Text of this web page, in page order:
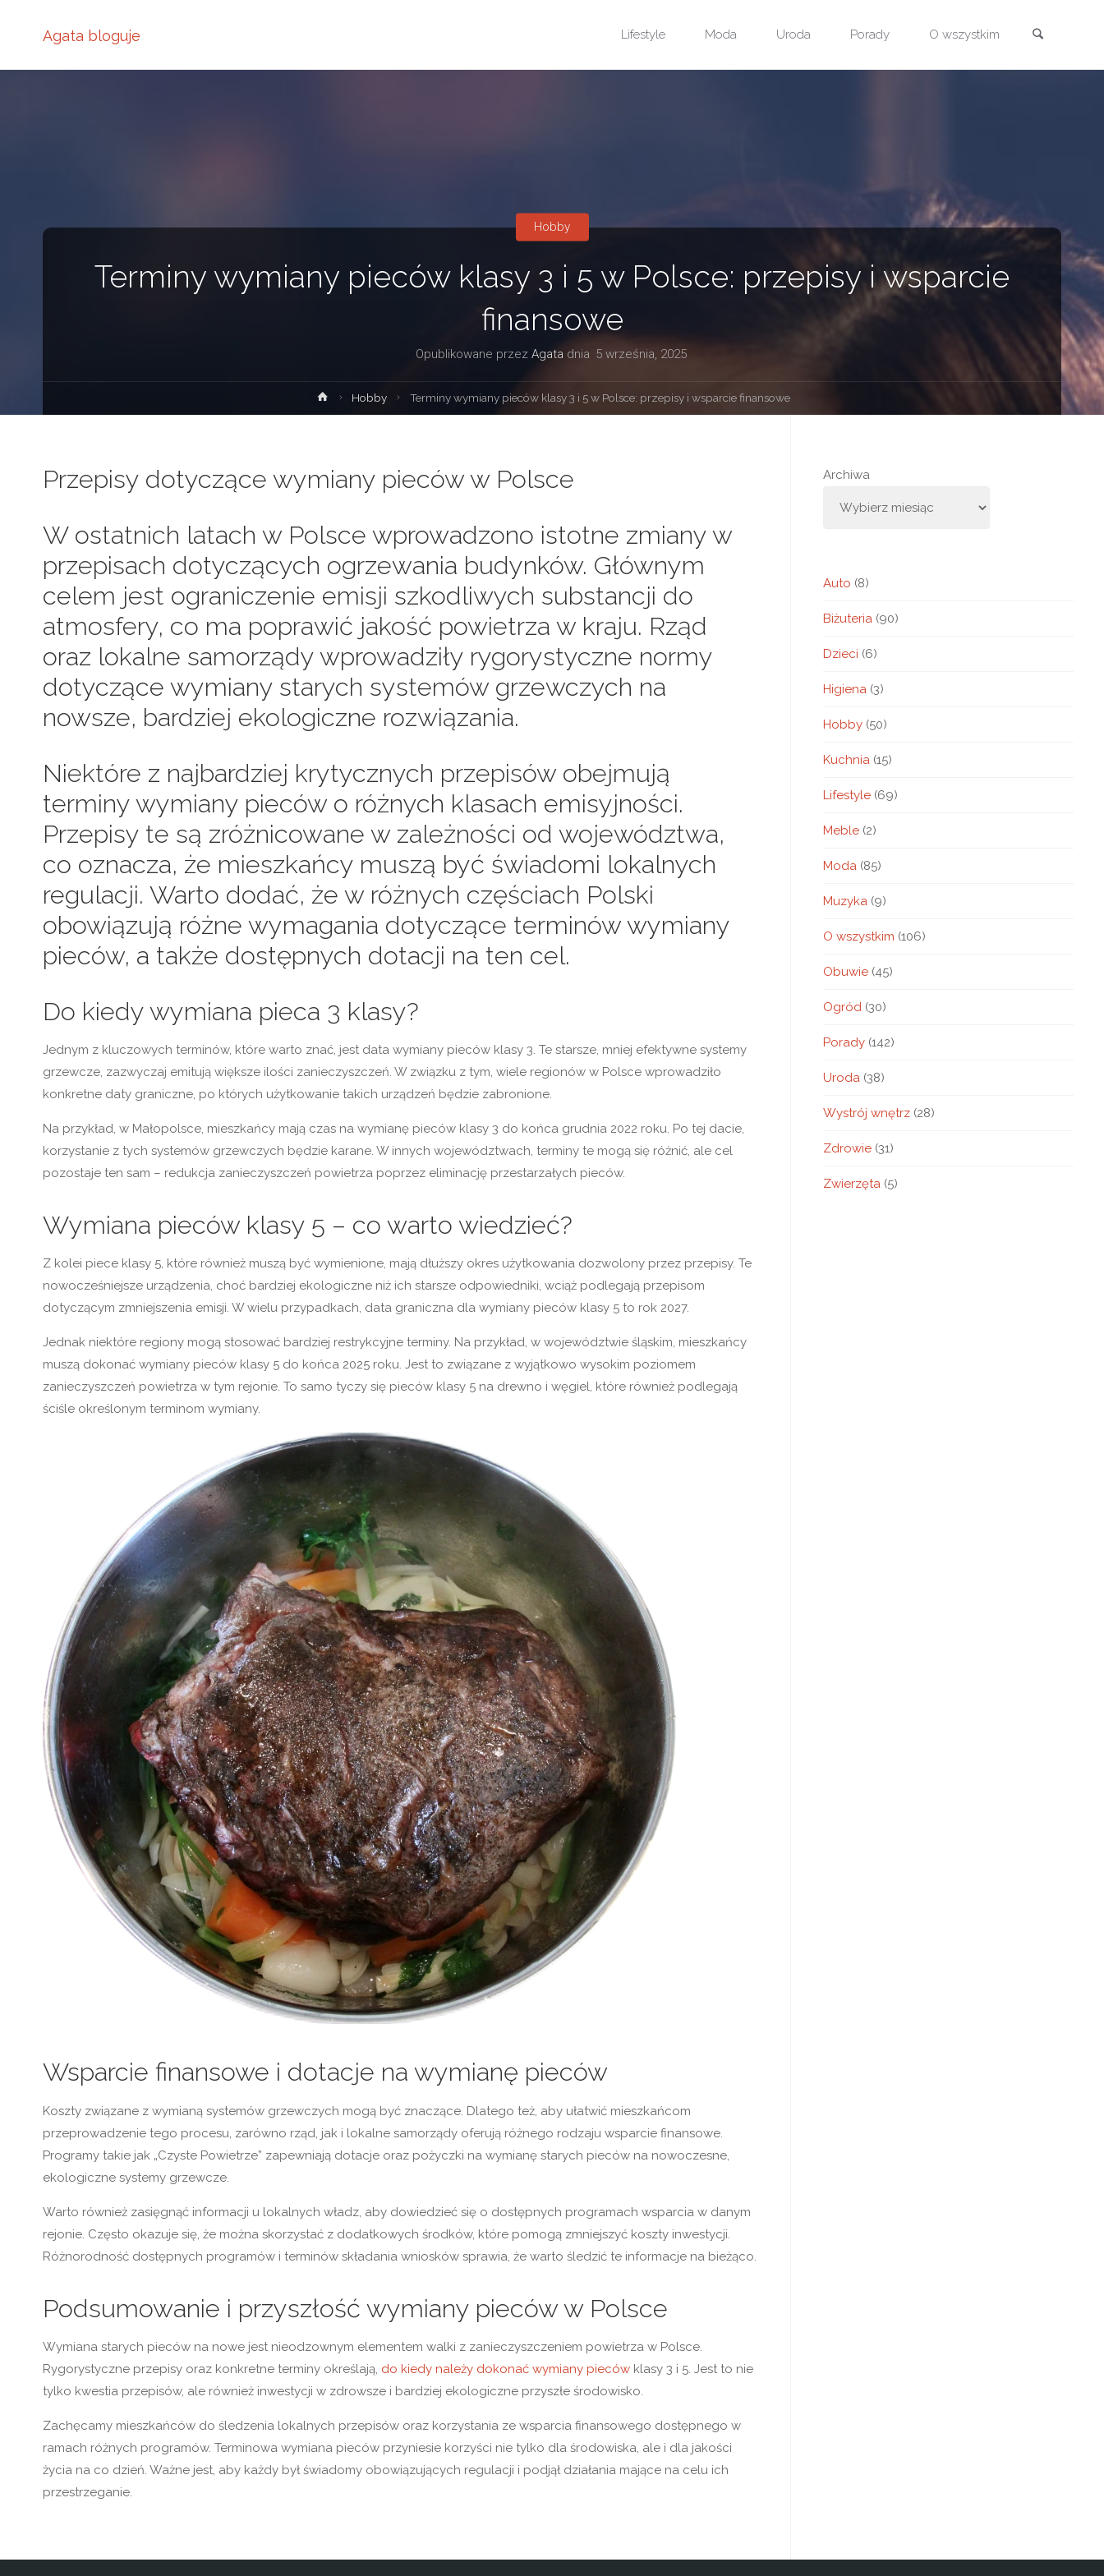
Agata bloguje Lifestyle Moda Uroda Porady O wszystkim
Terminy wymiany pieców klasy 3 i 5 w Polsce: przepisy i wsparcie
finansowe
Opublikowane przez Agata dnia 5 września, 2025
Hobby
Strona
główna
Hobby Terminy wymiany pieców klasy 3 i 5 w Polsce: przepisy i wsparcie finansowe
Przepisy dotyczące wymiany pieców w Polsce
W ostatnich latach w Polsce wprowadzono istotne zmiany w
przepisach dotyczących ogrzewania budynków. Głównym
celem jest ograniczenie emisji szkodliwych substancji do
atmosfery, co ma poprawić jakość powietrza w kraju. Rząd
oraz lokalne samorządy wprowadziły rygorystyczne normy
dotyczące wymiany starych systemów grzewczych na
nowsze, bardziej ekologiczne rozwiązania.
Niektóre z najbardziej krytycznych przepisów obejmują
terminy wymiany pieców o różnych klasach emisyjności.
Przepisy te są zróżnicowane w zależności od województwa,
co oznacza, że mieszkańcy muszą być świadomi lokalnych
regulacji. Warto dodać, że w różnych częściach Polski
obowiązują różne wymagania dotyczące terminów wymiany
pieców, a także dostępnych dotacji na ten cel.
Do kiedy wymiana pieca 3 klasy?
Jednym z kluczowych terminów, które warto znać, jest data wymiany pieców klasy 3. Te starsze, mniej efektywne systemy
grzewcze, zazwyczaj emitują większe ilości zanieczyszczeń. W związku z tym, wiele regionów w Polsce wprowadziło
konkretne daty graniczne, po których użytkowanie takich urządzeń będzie zabronione.
Na przykład, w Małopolsce, mieszkańcy mają czas na wymianę pieców klasy 3 do końca grudnia 2022 roku. Po tej dacie,
korzystanie z tych systemów grzewczych będzie karane. W innych województwach, terminy te mogą się różnić, ale cel
pozostaje ten sam – redukcja zanieczyszczeń powietrza poprzez eliminację przestarzałych pieców.
Wymiana pieców klasy 5 – co warto wiedzieć?
Z kolei piece klasy 5, które również muszą być wymienione, mają dłuższy okres użytkowania dozwolony przez przepisy. Te
nowocześniejsze urządzenia, choć bardziej ekologiczne niż ich starsze odpowiedniki, wciąż podlegają przepisom
dotyczącym zmniejszenia emisji. W wielu przypadkach, data graniczna dla wymiany pieców klasy 5 to rok 2027.
Jednak niektóre regiony mogą stosować bardziej restrykcyjne terminy. Na przykład, w województwie śląskim, mieszkańcy
muszą dokonać wymiany pieców klasy 5 do końca 2025 roku. Jest to związane z wyjątkowo wysokim poziomem
zanieczyszczeń powietrza w tym rejonie. To samo tyczy się pieców klasy 5 na drewno i węgiel, które również podlegają
ściśle określonym terminom wymiany.
Wsparcie finansowe i dotacje na wymianę pieców
Koszty związane z wymianą systemów grzewczych mogą być znaczące. Dlatego też, aby ułatwić mieszkańcom
przeprowadzenie tego procesu, zarówno rząd, jak i lokalne samorządy oferują różnego rodzaju wsparcie finansowe.
Programy takie jak „Czyste Powietrze” zapewniają dotacje oraz pożyczki na wymianę starych pieców na nowoczesne,
ekologiczne systemy grzewcze.
Warto również zasięgnąć informacji u lokalnych władz, aby dowiedzieć się o dostępnych programach wsparcia w danym
rejonie. Często okazuje się, że można skorzystać z dodatkowych środków, które pomogą zmniejszyć koszty inwestycji.
Różnorodność dostępnych programów i terminów składania wniosków sprawia, że warto śledzić te informacje na bieżąco.
Podsumowanie i przyszłość wymiany pieców w Polsce
Wymiana starych pieców na nowe jest nieodzownym elementem walki z zanieczyszczeniem powietrza w Polsce.
Rygorystyczne przepisy oraz konkretne terminy określają, do kiedy należy dokonać wymiany pieców klasy 3 i 5. Jest to nie
tylko kwestia przepisów, ale również inwestycji w zdrowsze i bardziej ekologiczne przyszłe środowisko.
Zachęcamy mieszkańców do śledzenia lokalnych przepisów oraz korzystania ze wsparcia finansowego dostępnego w
ramach różnych programów. Terminowa wymiana pieców przyniesie korzyści nie tylko dla środowiska, ale i dla jakości
życia na co dzień. Ważne jest, aby każdy był świadomy obowiązujących regulacji i podjął działania mające na celu ich
przestrzeganie.
Archiwa
Auto (8)
Biżuteria (90)
Dzieci (6)
Higiena (3)
Hobby (50)
Kuchnia (15)
Lifestyle (69)
Meble (2)
Moda (85)
Muzyka (9)
O wszystkim (106)
Obuwie (45)
Ogród (30)
Porady (142)
Uroda (38)
Wystrój wnętrz (28)
Zdrowie (31)
Zwierzęta (5)